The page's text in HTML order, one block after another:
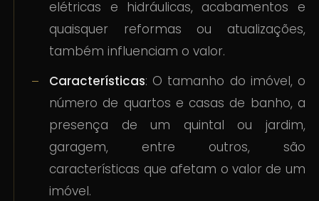
elétricas e hidráulicas, acabamentos e
quaisquer reformas ou atualizações,
também influenciam o valor.
Características: O tamanho do imóvel, o
número de quartos e casas de banho, a
presença de um quintal ou jardim,
garagem, entre outros, são
características que afetam o valor de um
imóvel.